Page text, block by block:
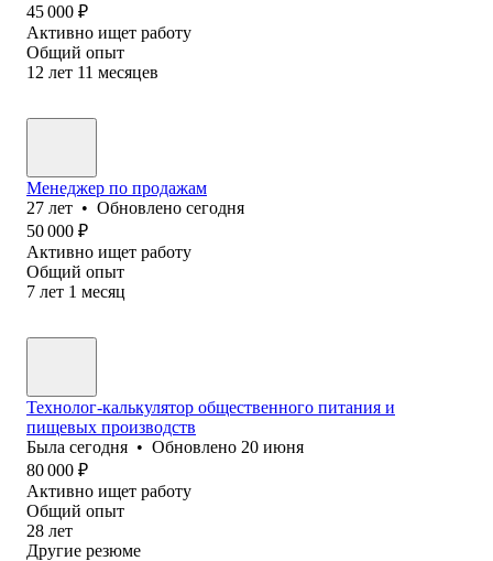
45 000 ₽
Активно ищет работу
Общий опыт
12 лет 11 месяцев
Менеджер по продажам
27 лет • Обновлено сегодня
50 000 ₽
Активно ищет работу
Общий опыт
7 лет 1 месяц
Технолог-калькулятор общественного питания и
пищевых производств
Была сегодня • Обновлено 20 июня
80 000 ₽
Активно ищет работу
Общий опыт
28 лет
Другие резюме